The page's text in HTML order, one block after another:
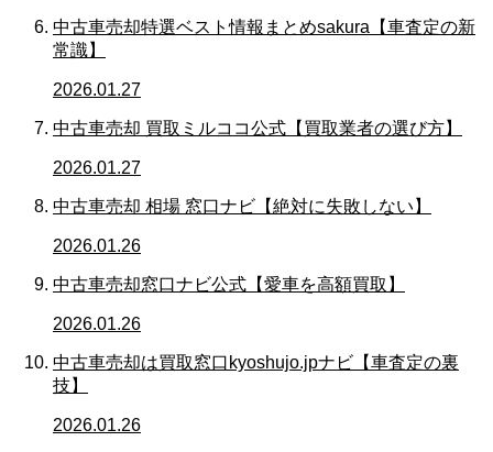
中古車売却特選ベスト情報まとめsakura【車査定の新
常識】
2026.01.27
中古車売却 買取ミルココ公式【買取業者の選び方】
2026.01.27
中古車売却 相場 窓口ナビ【絶対に失敗しない】
2026.01.26
中古車売却窓口ナビ公式【愛車を高額買取】
2026.01.26
中古車売却は買取窓口kyoshujo.jpナビ【車査定の裏
技】
2026.01.26